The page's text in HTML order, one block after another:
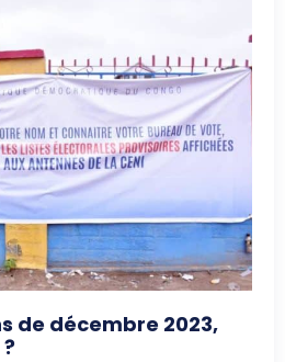
de décembre 2023,